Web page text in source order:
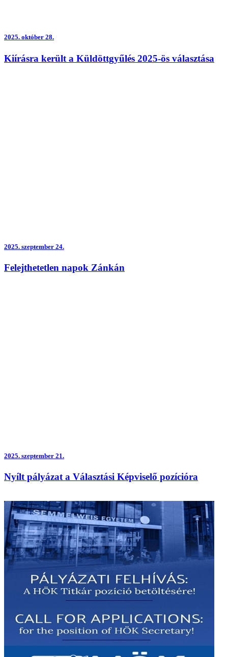
2025. október 28.
Kiírásra került a Küldöttgyűlés 2025-ös választása
2025. szeptember 24.
Felejthetetlen napok Zánkán
2025. szeptember 21.
Nyílt pályázat a Választási Képviselő pozícióra